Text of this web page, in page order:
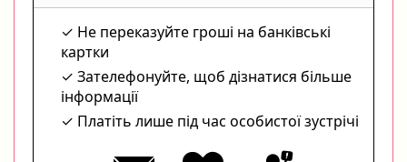
Не переказуйте гроші на банківські
картки
Зателефонуйте, щоб дізнатися більше
інформації
Платіть лише під час особистої зустрічі